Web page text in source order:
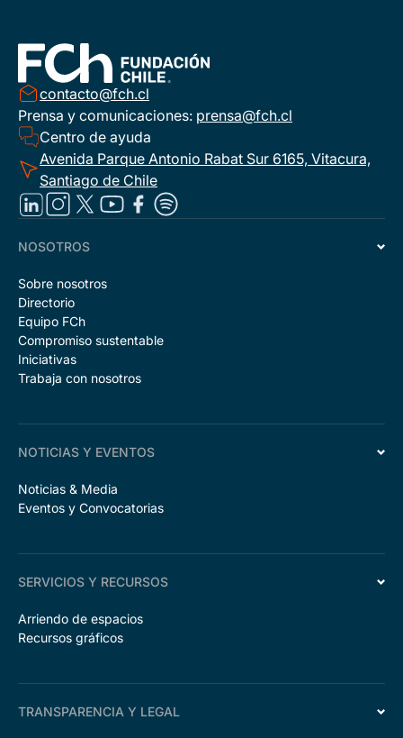
contacto@fch.cl
Prensa y comunicaciones: prensa@fch.cl
Centro de ayuda
Avenida Parque Antonio Rabat Sur 6165, Vitacura,
Santiago de Chile
NOSOTROS
Sobre nosotros
Directorio
Equipo FCh
Compromiso sustentable
Iniciativas
Trabaja con nosotros
NOTICIAS Y EVENTOS
Noticias & Media
Eventos y Convocatorias
SERVICIOS Y RECURSOS
Arriendo de espacios
Recursos gráficos
TRANSPARENCIA Y LEGAL